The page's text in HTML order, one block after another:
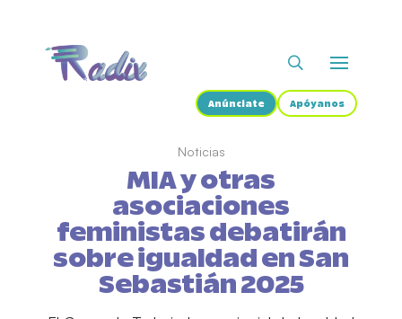
Anúnciate Apóyanos
Noticias
MIA y otras
asociaciones
feministas debatirán
sobre igualdad en San
Sebastián 2025